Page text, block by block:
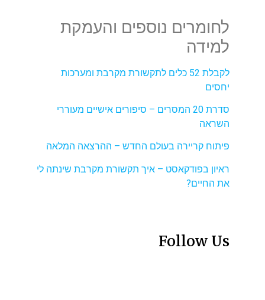
לחומרים נוספים והעמקת
למידה
לקבלת 52 כלים לתקשורת מקרבת ומערכות
יחסים
סדרת 20 המסרים – סיפורים אישיים מעוררי
השראה
פיתוח קריירה בעולם החדש – ההרצאה המלאה
ראיון בפודקאסט – איך תקשורת מקרבת שינתה לי
את החיים?
Follow Us